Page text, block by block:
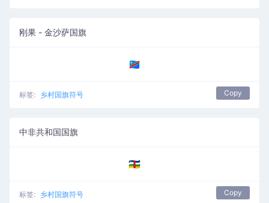
刚果 - 金沙萨国旗
🇨🇩
标签: 乡村国旗符号 Copy
中非共和国国旗
🇨🇫
标签: 乡村国旗符号 Copy